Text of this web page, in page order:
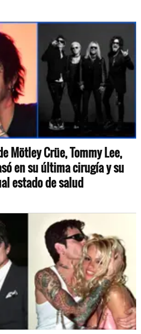
Mötley Crüe, Tommy Lee,
en su última cirugía y su
estado de salud